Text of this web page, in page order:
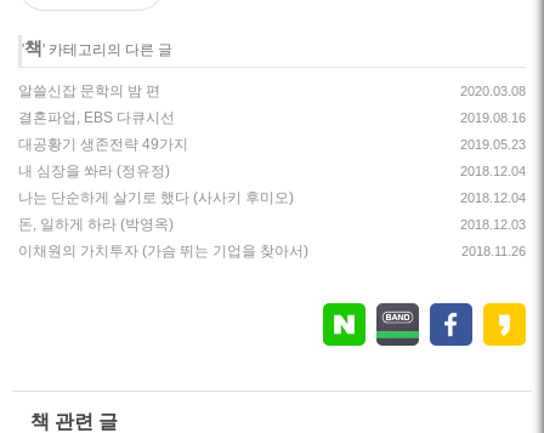
'책 ' 카테고리의 다른 글
알쓸신잡 문학의 밤 편 2020.03.08
결혼파업, EBS 다큐시선 2019.08.16
대공황기 생존전략 49가지 2019.05.23
내 심장을 쏴라 (정유정) 2018.12.04
나는 단순하게 살기로 했다 (사사키 후미오) 2018.12.04
돈, 일하게 하라 (박영옥) 2018.12.03
이채원의 가치투자 (가슴 뛰는 기업을 찾아서) 2018.11.26
책 관련 글